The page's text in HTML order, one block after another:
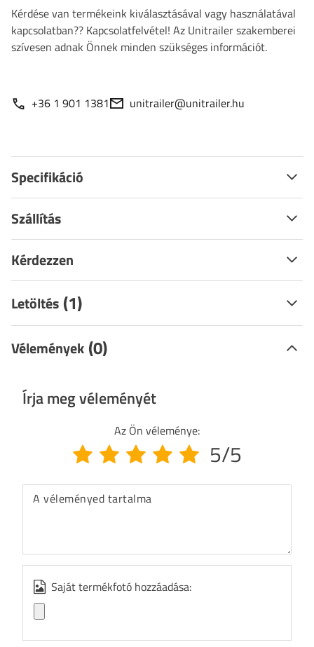
Kérdése van termékeink kiválasztásával vagy használatával
kapcsolatban?? Kapcsolatfelvétel! Az Unitrailer szakemberei
szívesen adnak Önnek minden szükséges információt.
+36 1 901 1381 unitrailer@unitrailer.hu
Specifikáció
Szállítás
Kérdezzen
Letöltés (1)
Vélemények (0)
Írja meg véleményét
Az Ön véleménye:
5/5
A véleményed tartalma
Saját termékfotó hozzáadása: